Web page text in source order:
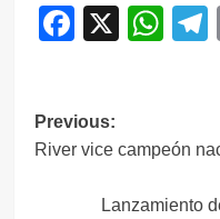
Facebook
X
Navegación
de
entradas
Previous:
River vice campeón
Lanzamiento